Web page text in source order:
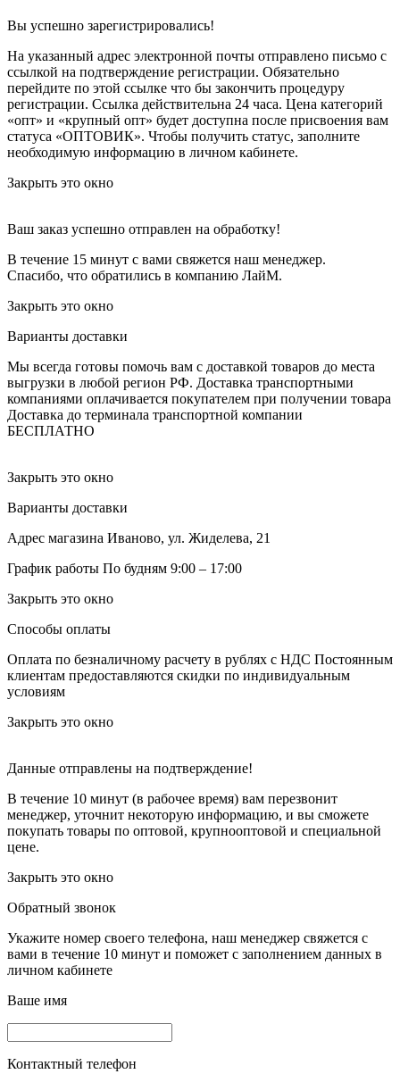
Вы успешно зарегистрировались!
На указанный адрес электронной почты отправлено письмо с
ссылкой на подтверждение регистрации. Обязательно
перейдите по этой ссылке что бы закончить процедуру
регистрации. Ссылка действительна 24 часа. Цена категорий
«опт» и «крупный опт» будет доступна после присвоения вам
статуса «ОПТОВИК». Чтобы получить статус, заполните
необходимую информацию в личном кабинете.
Закрыть это окно
Ваш заказ успешно отправлен на обработку!
В течение 15 минут с вами свяжется наш менеджер.
Спасибо, что обратились в компанию ЛайМ.
Закрыть это окно
Варианты доставки
Мы всегда готовы помочь вам с доставкой товаров до места
выгрузки в любой регион РФ. Доставка транспортными
компаниями оплачивается покупателем при получении товара
Доставка до терминала транспортной компании
БЕСПЛАТНО
Закрыть это окно
Варианты доставки
Адрес магазина Иваново, ул. Жиделева, 21
График работы По будням 9:00 – 17:00
Закрыть это окно
Способы оплаты
Оплата по безналичному расчету в рублях с НДС Постоянным
клиентам предоставляются скидки по индивидуальным
условиям
Закрыть это окно
Данные отправлены на подтверждение!
В течение 10 минут (в рабочее время) вам перезвонит
менеджер, уточнит некоторую информацию, и вы сможете
покупать товары по оптовой, крупнооптовой и специальной
цене.
Закрыть это окно
Обратный звонок
Укажите номер своего телефона, наш менеджер свяжется с
вами в течение 10 минут и поможет с заполнением данных в
личном кабинете
Ваше имя
Контактный телефон